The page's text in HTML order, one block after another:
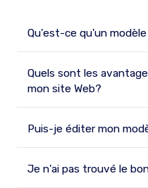
Qu'est-ce qu'un
Quels sont les
mon site Web?
Puis-je éditer mon
Je n'ai pas trouvé le